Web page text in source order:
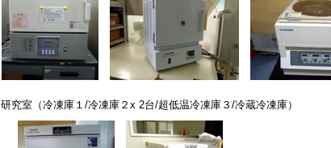
研究室（冷凍庫１/冷凍庫２x 2台/超低温冷凍庫３/冷蔵冷凍庫）